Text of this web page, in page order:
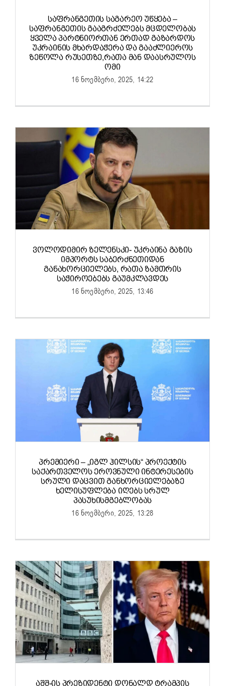
ᲡᲐᲤᲠᲐᲜᲒᲔᲗᲘᲡ ᲡᲐᲒᲐᲠᲔᲝ ᲣᲬᲧᲔᲑᲐ –
ᲡᲐᲤᲠᲐᲜᲒᲔᲗᲘᲡ ᲒᲐᲐᲒᲠᲫᲔᲚᲔᲑᲡ ᲛᲪᲓᲔᲚᲝᲑᲐᲡ
ᲧᲕᲔᲚᲐ ᲞᲐᲠᲢᲜᲘᲝᲠᲗᲐᲜ ᲔᲠᲗᲐᲓ ᲒᲐᲖᲐᲠᲓᲝᲡ
ᲣᲙᲠᲐᲘᲜᲘᲡ ᲛᲮᲐᲠᲓᲐᲭᲔᲠᲐ ᲓᲐ ᲒᲐᲐᲫᲚᲘᲔᲠᲝᲡ
ᲖᲔᲬᲝᲚᲐ ᲠᲣᲡᲔᲗᲖᲔ,ᲠᲐᲗᲐ ᲛᲐᲜ ᲓᲐᲐᲡᲠᲣᲚᲝᲡ
ᲝᲛᲘ
16 ნოემბერი, 2025, 14:22
ᲕᲝᲚᲝᲓᲘᲛᲘᲠ ᲖᲔᲚᲔᲜᲡᲙᲘ- ᲣᲙᲠᲐᲘᲜᲐ ᲒᲐᲖᲘᲡ
ᲘᲛᲞᲝᲠᲢᲡ ᲡᲐᲑᲔᲠᲫᲜᲔᲗᲘᲓᲐᲜ
ᲒᲐᲜᲐᲮᲝᲠᲪᲘᲔᲚᲔᲑᲡ, ᲠᲐᲗᲐ ᲖᲐᲛᲗᲠᲘᲡ
ᲡᲐᲭᲘᲠᲝᲔᲑᲔᲑᲡ ᲒᲐᲣᲛᲙᲚᲐᲕᲓᲔᲡ
16 ნოემბერი, 2025, 13:46
ᲞᲠᲔᲛᲘᲔᲠᲘ – „ᲘᲒᲚ ᲰᲘᲚᲡᲘᲡ“ ᲞᲠᲝᲔᲥᲢᲘᲡ
ᲡᲐᲥᲐᲠᲗᲕᲔᲚᲝᲡ ᲔᲠᲝᲕᲜᲣᲚᲘ ᲘᲜᲢᲔᲠᲔᲡᲔᲑᲘᲡ
ᲡᲠᲣᲚᲘ ᲓᲐᲪᲕᲘᲗ ᲒᲐᲜᲮᲝᲠᲪᲘᲔᲚᲔᲑᲐᲖᲔ
ᲮᲔᲚᲘᲡᲣᲤᲚᲔᲑᲐ ᲘᲦᲔᲑᲡ ᲡᲠᲣᲚ
ᲞᲐᲡᲣᲮᲘᲡᲛᲒᲔᲑᲚᲝᲑᲐᲡ
16 ნოემბერი, 2025, 13:28
ᲐᲨᲨ-ᲘᲡ ᲞᲠᲔᲖᲘᲓᲔᲜᲢᲘ ᲓᲝᲜᲐᲚᲓ ᲢᲠᲐᲛᲞᲘᲡ